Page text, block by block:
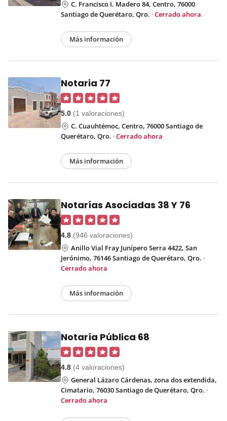
C. Francisco I. Madero 84, Centro, 76000
Santiago de Querétaro, Qro. ·Cerrado ahora
Más información
Notaria 77
5.0 (1 valoraciones)
C. Cuauhtémoc, Centro, 76000 Santiago de
Querétaro, Qro. ·Cerrado ahora
Más información
Notarías Asociadas 38 Y 76
4.8 (946 valoraciones)
Anillo Vial Fray Junípero Serra 4422, San
Jerónimo, 76146 Santiago de Querétaro, Qro. ·
Cerrado ahora
Más información
Notaría Pública 68
4.8 (4 valoraciones)
General Lázaro Cárdenas, zona dos extendida,
Cimatario, 76030 Santiago de Querétaro, Qro. ·
Cerrado ahora